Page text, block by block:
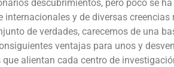
descubrimientos, pero poco se
y de diversas creencias
de verdades, carecemos de una
ventajas para unos y
alientan cada centro de